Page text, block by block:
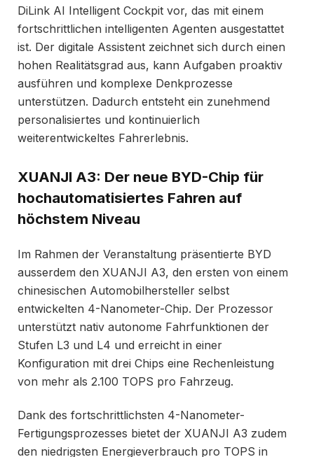
DiLink AI Intelligent Cockpit vor, das mit einem
fortschrittlichen intelligenten Agenten ausgestattet
ist. Der digitale Assistent zeichnet sich durch einen
hohen Realitätsgrad aus, kann Aufgaben proaktiv
ausführen und komplexe Denkprozesse
unterstützen. Dadurch entsteht ein zunehmend
personalisiertes und kontinuierlich
weiterentwickeltes Fahrerlebnis.
XUANJI A3: Der neue BYD-Chip für
hochautomatisiertes Fahren auf
höchstem Niveau
Im Rahmen der Veranstaltung präsentierte BYD
ausserdem den XUANJI A3, den ersten von einem
chinesischen Automobilhersteller selbst
entwickelten 4-Nanometer-Chip. Der Prozessor
unterstützt nativ autonome Fahrfunktionen der
Stufen L3 und L4 und erreicht in einer
Konfiguration mit drei Chips eine Rechenleistung
von mehr als 2.100 TOPS pro Fahrzeug.
Dank des fortschrittlichsten 4-Nanometer-
Fertigungsprozesses bietet der XUANJI A3 zudem
den niedrigsten Energieverbrauch pro TOPS in